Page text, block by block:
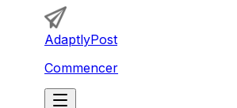
AdaptlyPost
Commencer